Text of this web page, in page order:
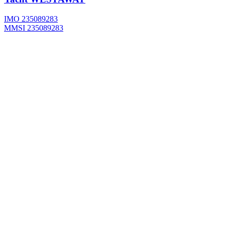
IMO 235089283
MMSI 235089283